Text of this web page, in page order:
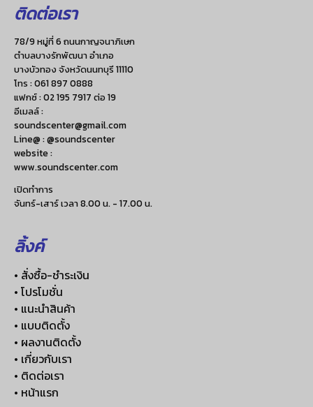
ติดต่อเรา
78/9 หมู่ที่ 6 ถนนกาญจนาภิเษก
ตำบลบางรักพัฒนา อำเภอ
บางบัวทอง จังหวัดนนทบุรี 11110
โทร :061 897 0888
แฟกซ์ :02 195 7917 ต่อ 19
อีเมลล์ :
soundscenter@gmail.com
Line@ : @soundscenter
website :
www.soundscenter.com
เปิดทำการ
จันทร์-เสาร์ เวลา 8.00 น. - 17.00 น.
ลิ้งค์
• สั่งซื้อ-ชำระเงิน
• โปรโมชั่น
• แนะนำสินค้า
• แบบติดตั้ง
• ผลงานติดตั้ง
• เกี่ยวกับเรา
• ติดต่อเรา
• หน้าแรก